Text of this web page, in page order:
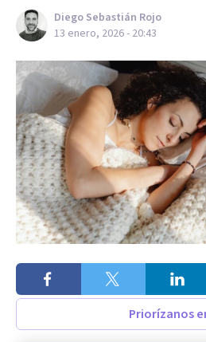
Diego Sebastián Rojo
13 enero, 2026 - 20:43
Priorízanos